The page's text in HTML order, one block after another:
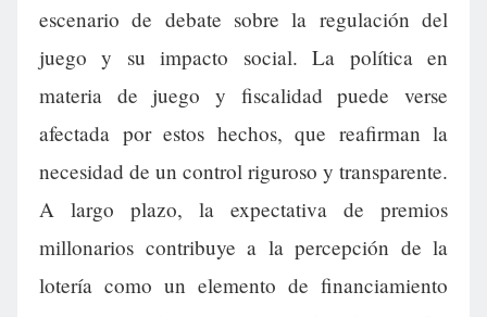
escenario de debate sobre la regulación del
juego y su impacto social. La política en
materia de juego y fiscalidad puede verse
afectada por estos hechos, que reafirman la
necesidad de un control riguroso y transparente.
A largo plazo, la expectativa de premios
millonarios contribuye a la percepción de la
lotería como un elemento de financiamiento